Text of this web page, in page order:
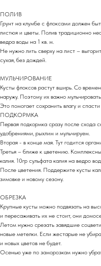
ПОЛИВ
Грунт на клумбе с флоксами должен
листюя и цветы. Полив традиционно
ведра воды на 1 кв. м.
Не нужно лить сверху на лист –
сухая, без дождей.
МУЛЬЧИРОВАНИЕ
Кусты флоксов растут вширь. Со
наружу. Поэтому их важно
Это помогает сохранить влагу и
ПОДКОРМКА
Первая подкормка сразу после схода
удобрениями, рыхлим и мульчируем.
Вторая - в конце мая. Тут годится
Третья – ближе к цветению.
калия. 10гр сульфата калия на ведро
После цветения. Поддержите кусты
зимовке и новому сезону.
ОБРЕЗКА
Крупные кусты можно подвязать на
и пересаживать их не стоит, они
Летом нужно срезать завядшие
новые метелки. Если жестарые не
и новых цветов не будет.
Осенью уже по заморозкам нужно